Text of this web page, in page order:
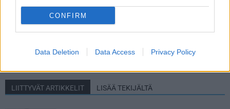
CONFIRM
Data Deletion Data Access Privacy Policy
Edellinen artikkeli
Johnny Gaudreau on kuollut
LIITTYVÄT ARTIKKELIT LISÄÄ TEKIJÄLTÄ